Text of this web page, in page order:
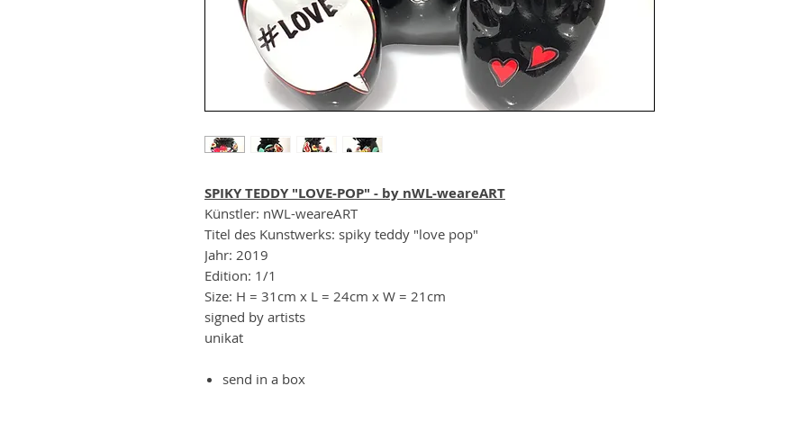
SPIKY TEDDY "LOVE-POP" - by nWL-weareART
Künstler: nWL-weareART
Titel des Kunstwerks: spiky teddy "love pop"
Jahr: 2019
Edition: 1/1
Size: H = 31cm x L = 24cm x W = 21cm
signed by artists
unikat
send in a box